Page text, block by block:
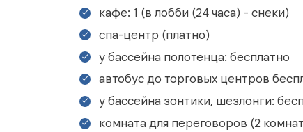
кафе: 1 (в лобби (24 часа) - снеки)
спа-центр (платно)
у бассейна полотенца: бесплатно
автобус до торговых центров
у бассейна зонтики, шезлонги:
комната для переговоров (2